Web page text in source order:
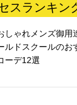
スランキン
しゃれメンズ御用
ルドスクールのお
ーデ12選